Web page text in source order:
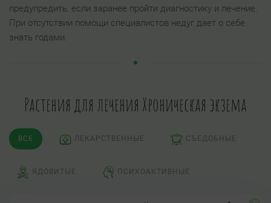
предупредить, если заранее пройти диагностику и лечение.
При отсутствии помощи специалистов недуг дает о себе
знать годами.
Растения для лечения Хроническая экзема
ВСЕ ЛЕКАРСТВЕННЫЕ СЪЕДОБНЫЕ
ЯДОВИТЫЕ ПСИХОАКТИВНЫЕ